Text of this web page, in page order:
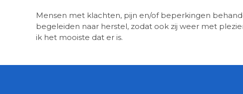
Mensen met klachten, pijn en/of beperkingen
begeleiden naar herstel, zodat ook zij weer met
ik het mooiste dat er is.